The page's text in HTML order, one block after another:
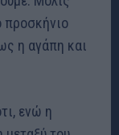
προσκήνιο
η αγάπη και
ενώ η